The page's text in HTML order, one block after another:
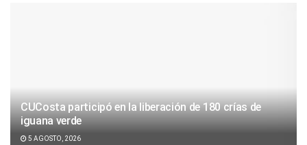
CUCosta participó en la liberación de 180 crías de
iguana verde
5 AGOSTO, 2026